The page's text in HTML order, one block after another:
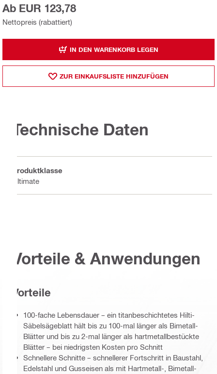
Nettopreis (rabattiert)
Ab EUR 123,78
IN DEN WARENKORB LEGEN
ZUR EINKAUFSLISTE HINZUFÜGEN
Technische Daten
Produktklasse
Ultimate
Vorteile & Anwendungen
Vorteile
100-fache Lebensdauer – ein titanbeschichtetes Hilti-
Säbelsägeblatt hält bis zu 100-mal länger als Bimetall-
Blätter und bis zu 2-mal länger als hartmetallbestückte
Blätter – bei niedrigsten Kosten pro Schnitt
Schnellere Schnitte – schnellerer Fortschritt in Baustahl,
Edelstahl und Gusseisen als mit Hartmetall-, Bimetall-